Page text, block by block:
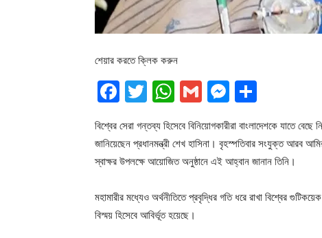
শেয়ার করতে ক্লিক করুন
Facebook
Twitter
WhatsApp
Gmail
বিশ্বের সেরা গন্তব্য হিসেবে বিনিয়োগকারীরা বাংলাদেশকে যাতে
জানিয়েছেন প্রধানমন্ত্রী শেখ হাসিনা। বৃহস্পতিবার সংযুক্ত আরব
স্বাক্ষর উপলক্ষে আয়োজিত অনুষ্ঠানে এই আহ্বান জানান তিনি।
মহামারীর মধ্যেও অর্থনীতিতে প্রবৃদ্ধির গতি ধরে রাখা বিশ্বের
বিস্ময় হিসেবে আবির্ভূত হয়েছে।